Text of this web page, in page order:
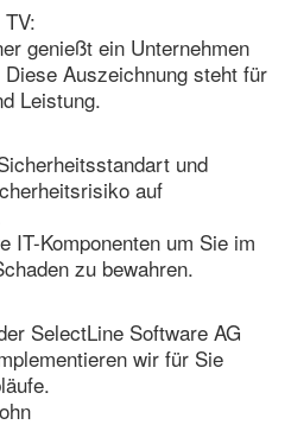
genießt ein Unternehmen
Auszeichnung steht für
Leistung.
und
auf
IT-Komponenten um Sie im
zu bewahren.
SelectLine Software AG
wir für Sie